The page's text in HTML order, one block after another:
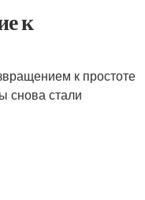
к
к простоте
снова стали